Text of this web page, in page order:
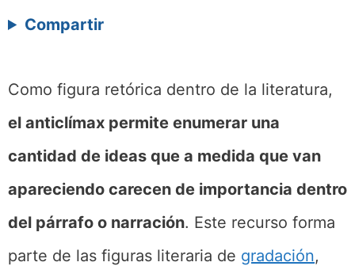
Compartir
Como figura retórica dentro de la literatura,
el anticlímax permite enumerar una
cantidad de ideas que a medida que van
apareciendo carecen de importancia dentro
del párrafo o narración. Este recurso forma
parte de las figuras literaria de gradación,